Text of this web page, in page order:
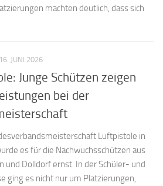
machten deutlich, dass sich
16. JUNI 2026
Junge Schützen zeigen
bei der
Luftpistole in
es für die Nachwuchsschützen aus
und Dolldorf ernst. In der Schüler- und
ging es nicht nur um Platzierungen,